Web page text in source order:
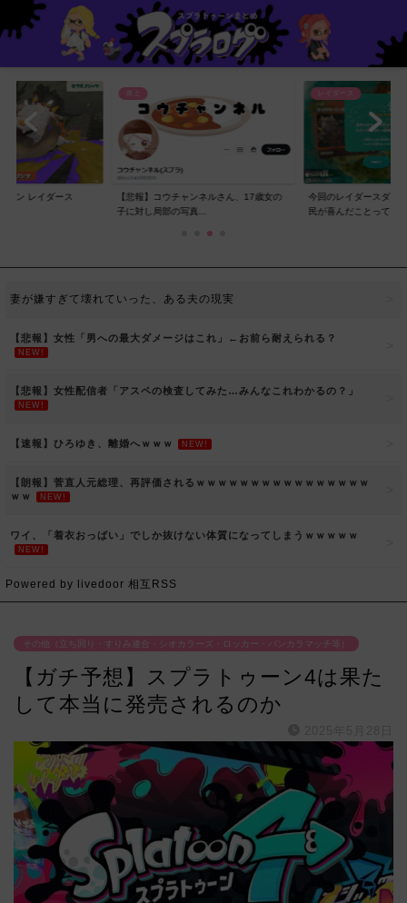
ネルさん、17歳女の
今回のレイダースダイレクトで一番スプラ
民が喜んだことって...
レイダース
【賛否】レイダースダ
ラ民の反応ｗｗｗｗ...
妻が嫌すぎて壊れていった、ある夫の現実
【悲報】女性「男への最大ダメージはこれ」←お前ら耐えられる？
NEW!
【悲報】女性配信者「アスペの検査してみた…みんなこれわかるの？」
NEW!
【速報】ひろゆき、離婚へｗｗｗ NEW!
【朗報】菅直人元総理、再評価されるｗｗｗｗｗｗｗｗｗｗｗｗｗｗｗｗ
ｗｗ
NEW!
ワイ、「着衣おっばい」でしか抜けない体質になってしまうｗｗｗｗｗ
NEW!
Powered by livedoor 相互RSS
その他（立ち回り・すりみ連合・シオカラーズ・ロッカー・バンカラマッチ等）
【ガチ予想】スプラトゥーン4は果た
して本当に発売されるのか